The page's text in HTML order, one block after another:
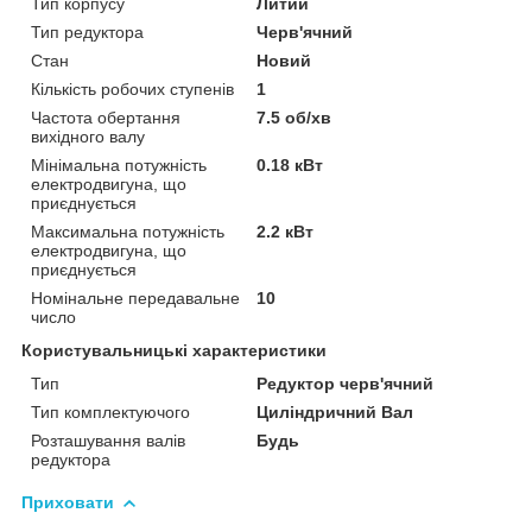
Тип редуктора
Черв'ячний
Стан
Новий
Кількість робочих ступенів
1
Частота обертання
вихідного валу
7.5 об/хв
Мінімальна потужність
електродвигуна, що
приєднується
0.18 кВт
Максимальна потужність
електродвигуна, що
приєднується
2.2 кВт
Номінальне передавальне
число
10
Користувальницькі характеристики
Тип
Редуктор черв'ячний
Тип комплектуючого
Циліндричний Вал
Розташування валів
редуктора
Будь
Приховати